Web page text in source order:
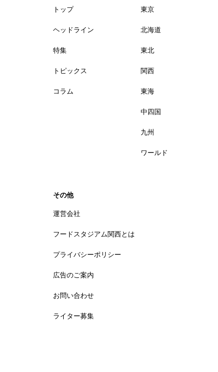
トップ
ヘッドライン
特集
トピックス
コラム
東京
北海道
東北
関西
東海
中四国
九州
ワールド
その他
運営会社
フードスタジアム関西とは
プライバシーポリシー
広告のご案内
お問い合わせ
ライター募集